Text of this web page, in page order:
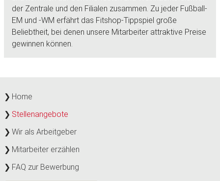
der Zentrale und den Filialen zusammen. Zu jeder Fußball-
EM und -WM erfährt das Fitshop-Tippspiel große
Beliebtheit, bei denen unsere Mitarbeiter attraktive Preise
gewinnen können.
Home
Stellenangebote
Wir als Arbeitgeber
Mitarbeiter erzählen
FAQ zur Bewerbung